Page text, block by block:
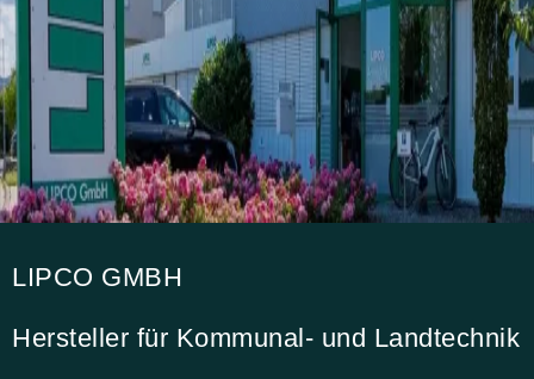
LIPCO GMBH
Hersteller für Kommunal- und Landtechnik